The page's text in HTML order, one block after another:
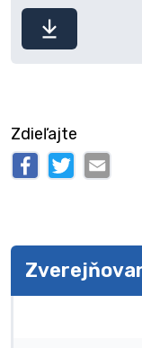
Stiahnuť
súbor
Zdieľajte